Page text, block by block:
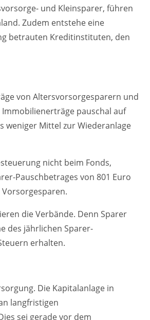
und Kleinsparer, führen
Zudem entstehe eine
betrauten Kreditinstituten, den
von Altersvorsorgesparern und
pauschal auf
weniger Mittel zur Wiederanlage
nicht beim Fonds,
Pauschbetrages von 801 Euro
die Verbände. Denn Sparer
des jährlichen Sparer-
erhalten.
Die Kapitalanlage in
langfristigen
sei gerade vor dem